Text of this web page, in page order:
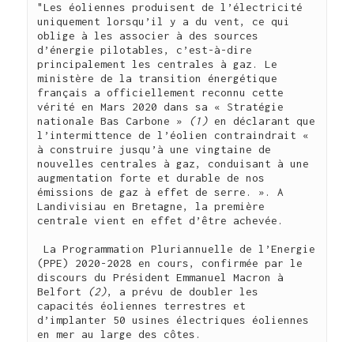
"Les éoliennes produisent de l’électricité
uniquement lorsqu’il y a du vent, ce qui
oblige à les associer à des sources
d’énergie pilotables, c’est-à-dire
principalement les centrales à gaz. Le
ministère de la transition énergétique
français a officiellement reconnu cette
vérité en Mars 2020 dans sa « Stratégie
nationale Bas Carbone » (1) en déclarant que
l’intermittence de l’éolien contraindrait «
à construire jusqu’à une vingtaine de
nouvelles centrales à gaz, conduisant à une
augmentation forte et durable de nos
émissions de gaz à effet de serre. ». A
Landivisiau en Bretagne, la première
centrale vient en effet d’être achevée.
La Programmation Pluriannuelle de l’Energie
(PPE) 2020-2028 en cours, confirmée par le
discours du Président Emmanuel Macron à
Belfort (2), a prévu de doubler les
capacités éoliennes terrestres et
d’implanter 50 usines électriques éoliennes
en mer au large des côtes.